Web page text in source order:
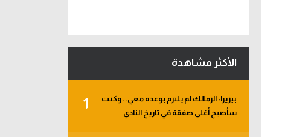
الأكثر مشاهدة
1
بيزيرا: الزمالك لم يلتزم بوعده معي.. وكنت
سأصبح أغلى صفقة في تاريخ النادي